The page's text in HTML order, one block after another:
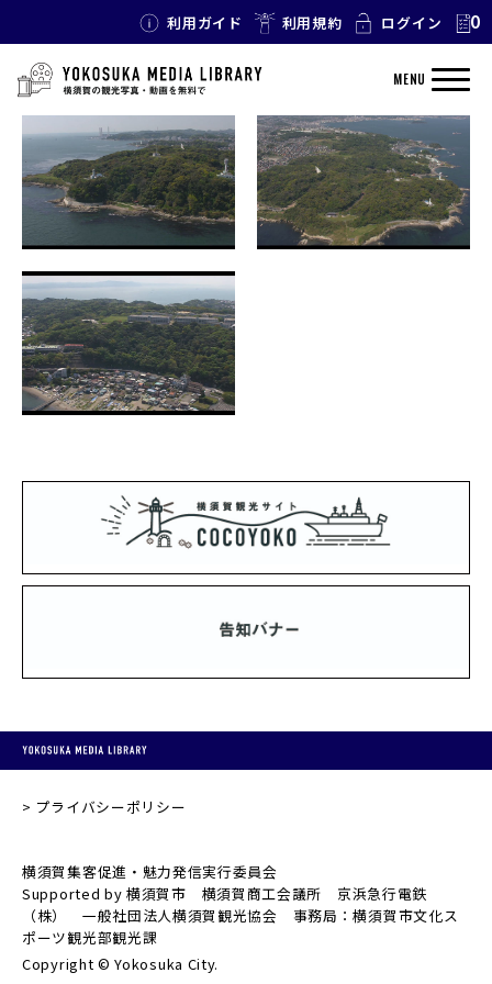
利用ガイド 利用規約 ログイン 0
MENU
TAG: 御所ヶ崎
プライバシーポリシー
横須賀集客促進・魅力発信実行委員会
Supported by 横須賀市 横須賀商工会議所 京浜急行電鉄
（株） 一般社団法人横須賀観光協会 事務局：横須賀市文化ス
ポーツ観光部観光課
Copyright © Yokosuka City.